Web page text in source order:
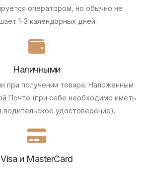
оператором, но обычно не
1-3 календарных дней.
Наличными
при получении товара. Наложенным
Почте (при себе необходимо иметь
водительское удостоверение).
Visa и MasterCard